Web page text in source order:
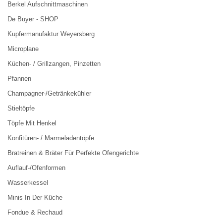
Berkel Aufschnittmaschinen
De Buyer - SHOP
Kupfermanufaktur Weyersberg
Microplane
Küchen- / Grillzangen, Pinzetten
Pfannen
Champagner-/Getränkekühler
Stieltöpfe
Töpfe Mit Henkel
Konfitüren- / Marmeladentöpfe
Bratreinen & Bräter Für Perfekte Ofengerichte
Auflauf-/Ofenformen
Wasserkessel
Minis In Der Küche
Fondue & Rechaud